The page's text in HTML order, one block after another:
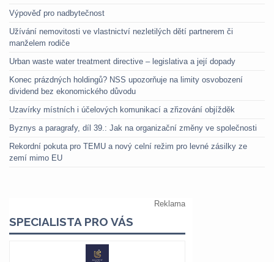
Výpověď pro nadbytečnost
Užívání nemovitosti ve vlastnictví nezletilých dětí partnerem či
manželem rodiče
Urban waste water treatment directive – legislativa a její dopady
Konec prázdných holdingů? NSS upozorňuje na limity osvobození
dividend bez ekonomického důvodu
Uzavírky místních i účelových komunikací a zřizování objížděk
Byznys a paragrafy, díl 39.: Jak na organizační změny ve společnosti
Rekordní pokuta pro TEMU a nový celní režim pro levné zásilky ze
zemí mimo EU